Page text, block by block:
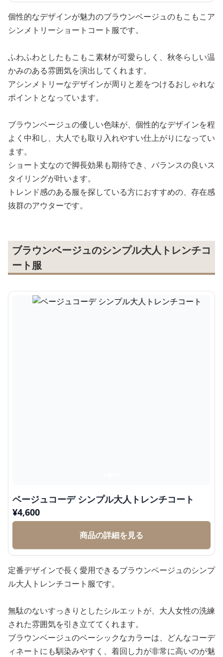
個性的なデザインが魅力のブラウンベージュのもこもこア
シンメトリーショートコート服です。
ふわふわとしたもこもこ素材が可愛らしく、秋冬らしい温
かみのある雰囲気を演出してくれます。
アシンメトリーなデザインが周りと差をつけるおしゃれな
ポイントとなっています。
ブラウンベージュの優しい色味が、個性的なデザインを程
よく中和し、大人でも取り入れやすい仕上がりになってい
ます。
ショート丈なので脚長効果も期待でき、バランスの良いス
タイリングが叶います。
トレンド感のある服を探している方におすすめの、存在感
抜群のアウターです。
ブラウンベージュのシンプル大人トレンチコ
ート服
ベージュコーデ シンプル大人トレンチコート
¥4,600
商品の詳細を見る
定番デザインで長く愛用できるブラウンベージュのシンプ
ル大人トレンチコート服です。
無駄のないすっきりとしたシルエットが、大人女性の洗練
された雰囲気を引き立ててくれます。
ブラウンベージュのベーシックなカラーは、どんなコーデ
ィネートにも馴染みやすく、着回し力が非常に高いのが魅